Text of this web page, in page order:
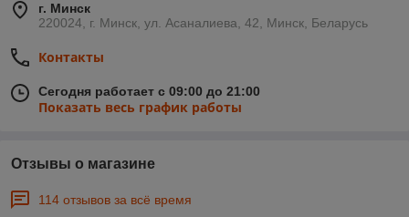
г. Минск
220024, г. Минск, ул. Асаналиева, 42, Минск, Беларусь
Контакты
Сегодня работает с 09:00 до 21:00
Показать весь график работы
Отзывы о магазине
114 отзывов за всё время